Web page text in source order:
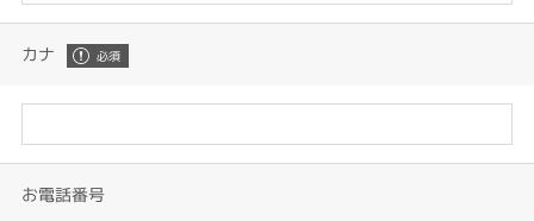
カナ
お電話番号